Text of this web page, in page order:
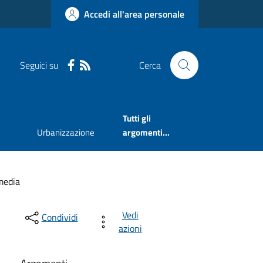
Accedi all'area personale
Seguici su Cerca
Urbanizzazione
Tutti gli
argomenti...
Condividi
Vedi
azioni